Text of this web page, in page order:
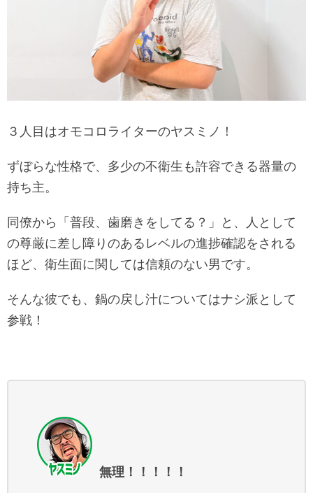
３人目はオモコロライターのヤスミノ！
ずぼらな性格で、多少の不衛生も許容できる器量の
持ち主。
同僚から「普段、歯磨きをしてる？」と、人として
の尊厳に差し障りのあるレベルの進捗確認をされる
ほど、衛生面に関しては信頼のない男です。
そんな彼でも、鍋の戻し汁についてはナシ派として
参戦！
無理！！！！！